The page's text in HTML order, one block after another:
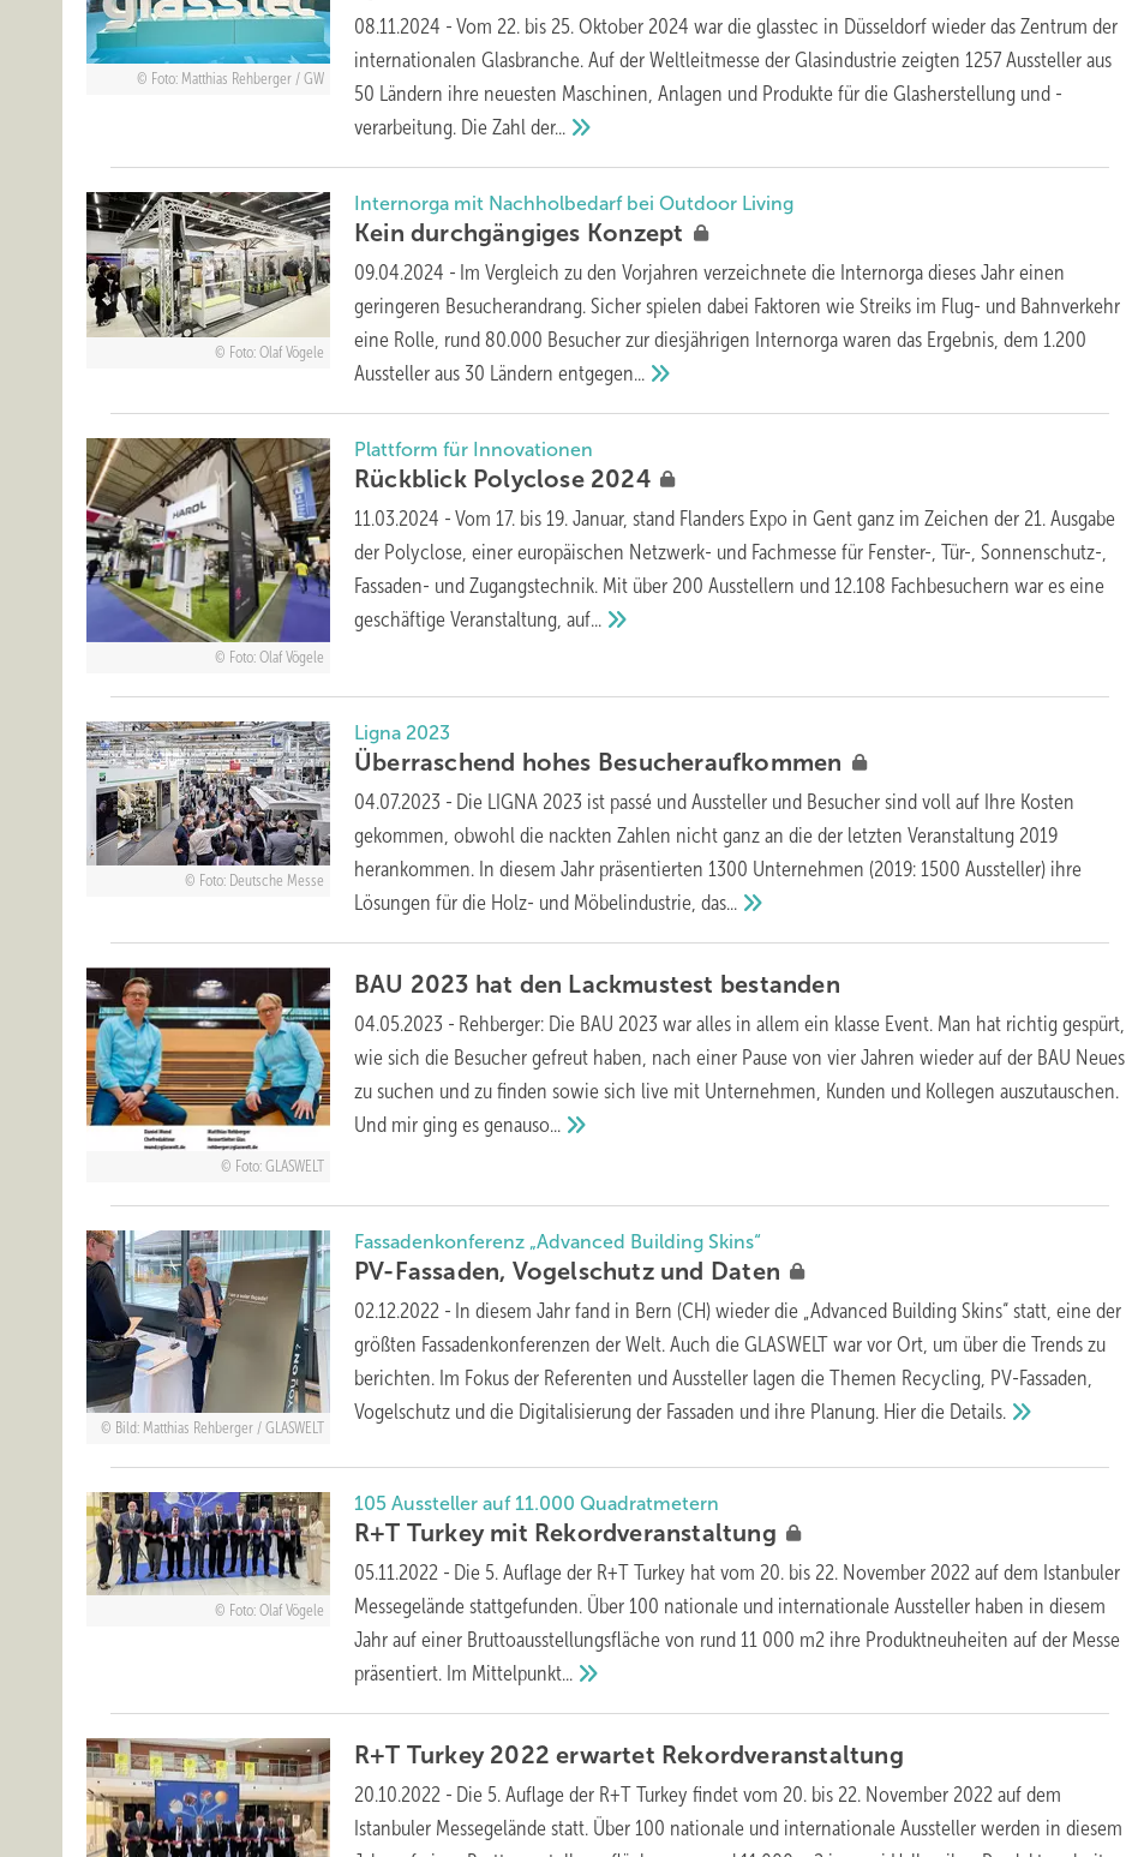
Foto: Matthias Rehberger / GW
08.11.2024 - Vom 22. bis 25. Oktober 2024 war die glasstec in Düsseldorf wieder das Zentrum der
internationalen Glasbranche. Auf der Weltleitmesse der Glasindustrie zeigten 1257 Aussteller aus
50 Ländern ihre neuesten Maschinen, Anlagen und Produkte für die Glasherstellung und -
verarbeitung. Die Zahlder...
Foto: Olaf Vögele
Internorga mit Nachholbedarf bei Outdoor Living
Kein durchgängiges Konzept
09.04.2024 - Im Vergleich zu den Vorjahren verzeichnete die Internorga dieses Jahr einen
geringeren Besucherandrang. Sicher spielen dabei Faktoren wie Streiks im Flug- und Bahnverkehr
eine Rolle, rund 80.000 Besucher zur diesjährigen Internorga waren das Ergebnis, dem 1.200
Aussteller aus 30 Ländernentgegen...
Foto: Olaf Vögele
Plattform für Innovationen
Rückblick Polyclose 2024
11.03.2024 - Vom 17. bis 19. Januar, stand Flanders Expo in Gent ganz im Zeichen der 21. Ausgabe
der Polyclose, einer europäischen Netzwerk- und Fachmesse für Fenster-, Tür-, Sonnenschutz-,
Fassaden- und Zugangstechnik. Mit über 200 Ausstellern und 12.108 Fachbesuchern war es eine
geschäftige Veranstaltung,auf...
Foto: Deutsche Messe
Ligna 2023
Überrasch end hohes Besucheraufkommen
04.07.2023 - Die LIGNA 2023 ist passé und Aussteller und Besucher sind voll auf Ihre Kosten
gekommen, obwohl die nackten Zahlen nicht ganz an die der letzten Veranstaltung 2019
herankommen. In diesem Jahr präsentierten 1300 Unternehmen (2019: 1500 Aussteller) ihre
Lösungen für die Holz- und Möbelindustrie,das...
Foto: GLASWELT
BAU 2023 hat den Lackmustest bestanden
04.05.2023 - Rehberger: Die BAU 2023 war alles in allem ein klasse Event. Man hat richtig gespürt,
wie sich die Besucher gefreut haben, nach einer Pause von vier Jahren wieder auf der BAU Neues
zu suchen und zu finden sowie sich live mit Unternehmen, Kunden und Kollegen auszutauschen.
Und mir ging esgenauso...
Bild: Matthias Rehberger / GLASWELT
Fassadenkonferenz „Advanced Building Skins“
PV-Fassaden, Vogelschutz und Daten
02.12.2022 - In diesem Jahr fand in Bern (CH) wieder die „Advanced Building Skins“ statt, eine der
größten Fassadenkonferenzen der Welt. Auch die GLASWELT war vor Ort, um über die Trends zu
berichten. Im Fokus der Referenten und Aussteller lagen die Themen Recycling, PV-Fassaden,
Vogelschutz und die Digitalisierung der Fassaden und ihre Planung. Hier die Details.
Foto: Olaf Vögele
105 Aussteller auf 11.000 Quadratmetern
R+T Turkey mit Rekordveranstaltung
05.11.2022 - Die 5. Auflage der R+T Turkey hat vom 20. bis 22. November 2022 auf dem Istanbuler
Messegelände stattgefunden. Über 100 nationale und internationale Aussteller haben in diesem
Jahr auf einer Bruttoausstellungsfläche von rund 11 000 m2 ihre Produktneuheiten auf der Messe
präsentiert. Im Mittelpunkt...
R+T Turkey 2022 erwartet Rekordveranstaltung
20.10.2022 - Die 5. Auflage der R+T Turkey findet vom 20. bis 22. November 2022 auf dem
Istanbuler Messegelände statt. Über 100 nationale und internationale Aussteller werden in diesem